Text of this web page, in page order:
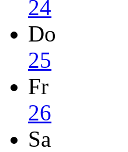
24
Do
25
Fr
26
Sa